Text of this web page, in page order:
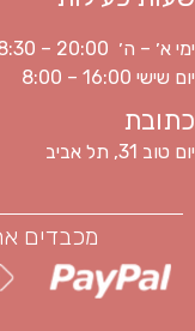
ימי א׳ – ה׳ 20:00 – 8:30
יום שישי 16:00 – 8:00
כתובת
יום טוב 31, תל אביב
מכבדים